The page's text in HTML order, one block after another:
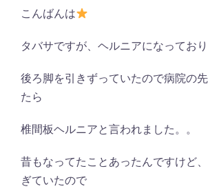
こんばんは
タバサですが、ヘルニアになってお
後ろ脚を引きずっていたので病院の
たら
椎間板ヘルニアと言われました。。
昔もなってたことあったんですけど
ぎていたので